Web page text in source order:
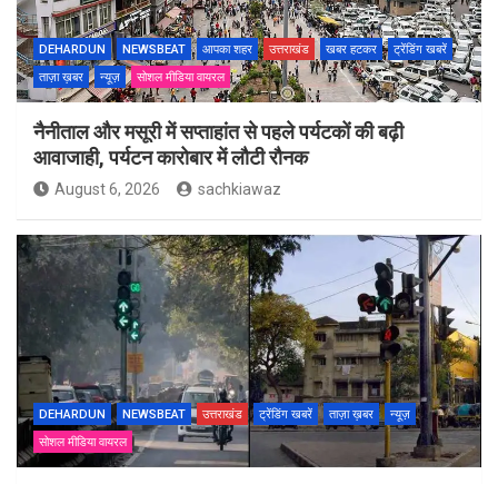
DEHARDUN NEWSBEAT आपका शहर उत्तराखंड खबर हटकर
ट्रेंडिंग खबरें
ताज़ा ख़बर
न्यूज़ सोशल मीडिया वायरल
नैनीताल और मसूरी में सप्ताहांत से पहले पर्यटकों की बढ़ी
आवाजाही, पर्यटन कारोबार में लौटी रौनक
August 6, 2026 sachkiawaz
DEHARDUN NEWSBEAT उत्तराखंड ट्रेंडिंग खबरें ताज़ा ख़बर
न्यूज़
सोशल मीडिया वायरल